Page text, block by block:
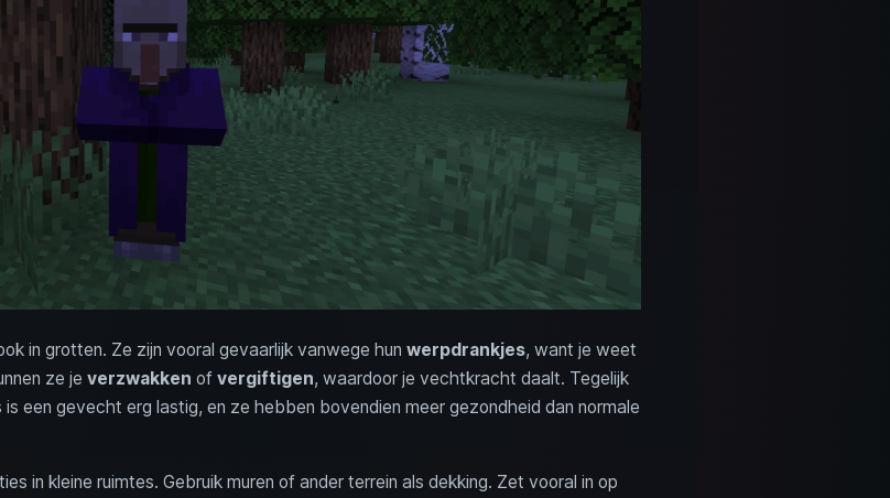
in grotten. Ze zijn vooral gevaarlijk vanwege hun werpdrankjes, want je weet
ze je verzwakken of vergiftigen, waardoor je vechtkracht daalt. Tegelijk
is een gevecht erg lastig, en ze hebben bovendien meer gezondheid dan normale
in kleine ruimtes. Gebruik muren of ander terrein als dekking. Zet vooral in op